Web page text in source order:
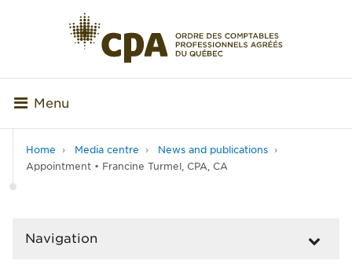
Menu
Home Media centre
News and publications
Appointment • Francine Turmel, CPA, CA
Navigation